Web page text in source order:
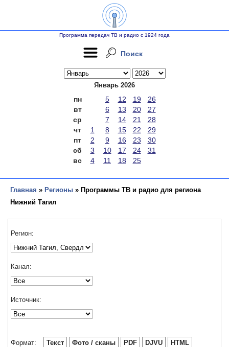
Программа передач ТВ и радио с 1924 года
Поиск
Январь 2026
пн 5 12 19
26
вт
6 13 20
27
ср
7 14 21
28
чт
1 8 15 22
29
пт
2 9 16 23
30
сб
3 10 17 24
31
вс
4 11 18 25
Главная » Регионы » Программы ТВ и радио для региона
Нижний Тагил
Регион:
Канал:
Источник:
Формат: Текст Фото / сканы PDF DJVU HTML